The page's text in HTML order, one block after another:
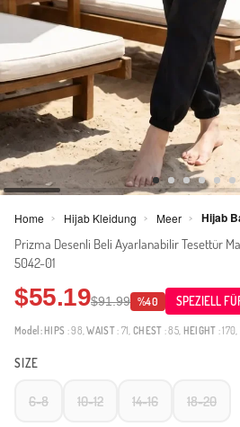
Home > Hijab Kleidung > Meer > Hijab
Prizma Desenli Beli Ayarlanabilir Tesettür
5042-01
$55.19$91.99 %40 SPEZIELL
Model: HIPS : 98,WAIST: 71,CHEST : 85, HEIGHT : 170,
SIZE
6-8 10-12 14-16 18-20